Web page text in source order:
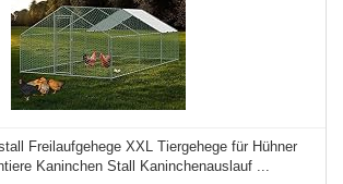
Freilaufgehege XXL Tiergehege für Hühner
Kaninchen Stall Kaninchenauslauf ...